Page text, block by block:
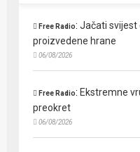
Free Radio:Jačati svijest
proizvedene hrane
06/08/2026
Free Radio: Ekstremne
preokret
06/08/2026